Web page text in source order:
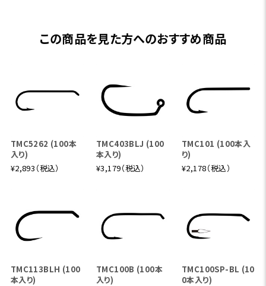
この商品を見た方へのおすすめ商品
TMC5262 (100本
入り)
¥2,893（税込）
TMC403BLJ (100
本入り)
¥3,179（税込）
TMC101 (100本入
り)
¥2,178（税込）
TMC113BLH (100
本入り)
TMC100B (100本
入り)
TMC100SP-BL (10
0本入り)